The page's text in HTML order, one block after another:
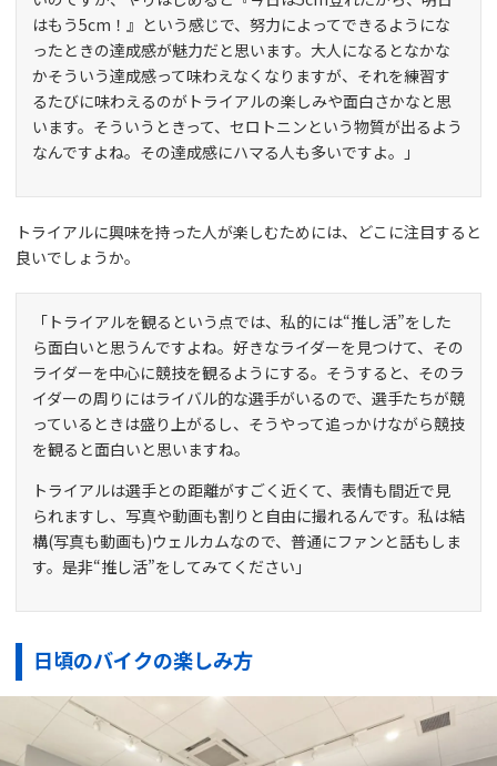
はもう5cm！』という感じで、努力によってできるようにな
ったときの達成感が魅力だと思います。大人になるとなかな
かそういう達成感って味わえなくなりますが、それを練習す
るたびに味わえるのがトライアルの楽しみや面白さかなと思
います。そういうときって、セロトニンという物質が出るよう
なんですよね。その達成感にハマる人も多いですよ。」
トライアルに興味を持った人が楽しむためには、どこに注目すると
良いでしょうか。
「トライアルを観るという点では、私的には“推し活”をした
ら面白いと思うんですよね。好きなライダーを見つけて、その
ライダーを中心に競技を観るようにする。そうすると、そのラ
イダーの周りにはライバル的な選手がいるので、選手たちが競
っているときは盛り上がるし、そうやって追っかけながら競技
を観ると面白いと思いますね。
トライアルは選手との距離がすごく近くて、表情も間近で見
られますし、写真や動画も割りと自由に撮れるんです。私は結
構(写真も動画も)ウェルカムなので、普通にファンと話もしま
す。是非“推し活”をしてみてください」
日頃のバイクの楽しみ方